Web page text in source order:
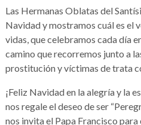
Las Hermanas Oblatas del
Navidad y mostramos cuál es el
vidas, que celebramos cada día
camino que recorremos junto a
prostitución y víctimas de trata
¡Feliz Navidad en la alegría y la
nos regale el deseo de ser
nos invita el Papa Francisco para